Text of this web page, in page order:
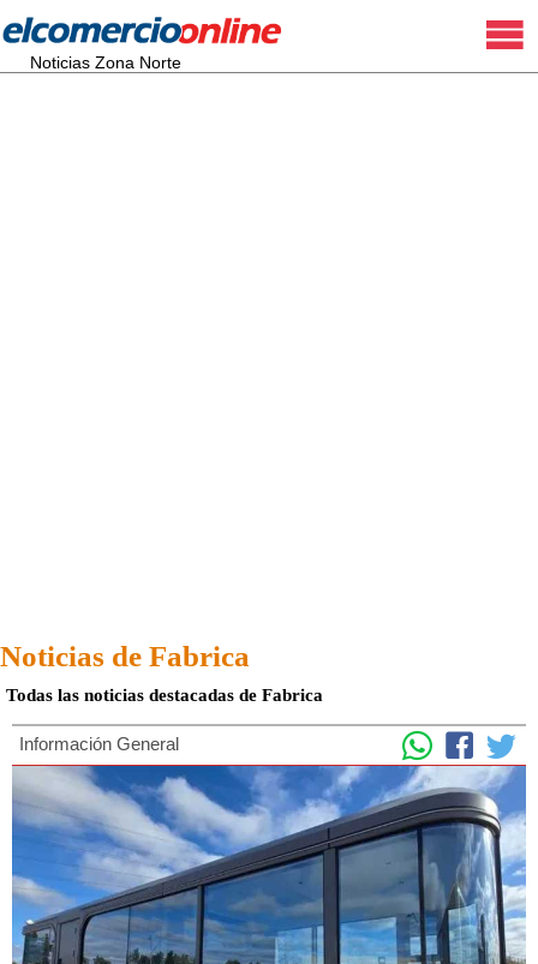
Noticias Zona Norte
Noticias de Fabrica
Todas las noticias destacadas de Fabrica
Información General